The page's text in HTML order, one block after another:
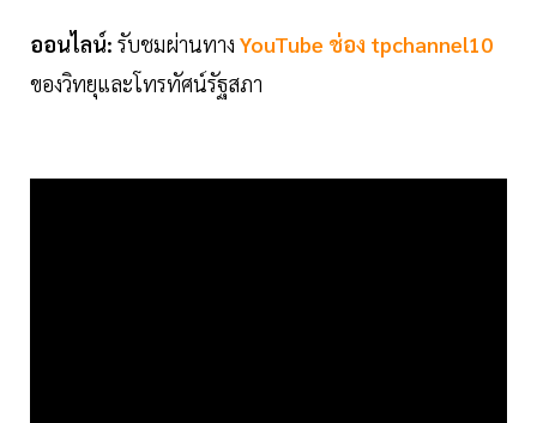
ออนไลน์: รับชมผ่านทาง YouTube ช่อง tpchannel10
ของวิทยุและโทรทัศน์รัฐสภา